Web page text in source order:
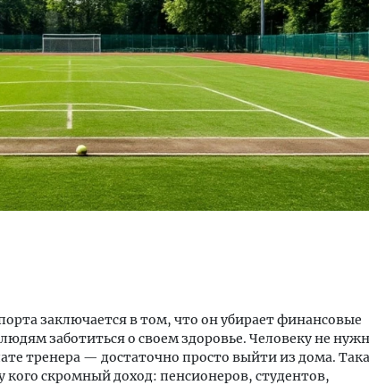
заключается в том, что он убирает финансовые
заботиться о своем здоровье. Человеку не
тренера — достаточно просто выйти из дома.
кого скромный доход: пенсионеров, студентов,
Смелость архитектурных идей.
Генеральный директор компании
ЗИАС — об эстетике городов,
трендах в фасадах и развитии рынка
СТРОИТЕЛЬСТВО
Ищем новые
«Жилищной
Гатилов — о
оставаться
штормит